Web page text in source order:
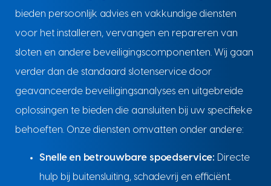
bieden persoonlijk advies en vakkundige diensten
voor het installeren, vervangen en repareren van
sloten en andere beveiligingscomponenten. Wij gaan
verder dan de standaard slotenservice door
geavanceerde beveiligingsanalyses en uitgebreide
oplossingen te bieden die aansluiten bij uw specifieke
behoeften. Onze diensten omvatten onder andere:
Snelle en betrouwbare spoedservice: Directe
hulp bij buitensluiting, schadevrij en efficiënt.